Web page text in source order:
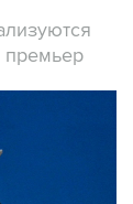
премьер